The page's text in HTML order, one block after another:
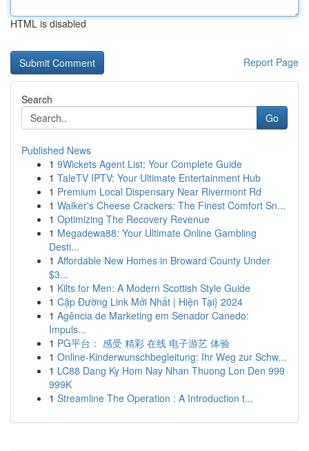
HTML is disabled
Report Page
Search
Go
Published News
1 9Wickets Agent List: Your Complete Guide
1 TaleTV IPTV: Your Ultimate Entertainment Hub
1 Premium Local Dispensary Near Rivermont Rd
1 Walker's Cheese Crackers: The Finest Comfort Sn...
1 Optimizing The Recovery Revenue
1 Megadewa88: Your Ultimate Online Gambling
Desti...
1 Affordable New Homes in Broward County Under
$3...
1 Kilts for Men: A Modern Scottish Style Guide
1 Cập Đường Link Mới Nhất | Hiện Tại} 2024
1 Agência de Marketing em Senador Canedo:
Impuls...
1 PG平台： 感受 精彩 在线 电子游艺 体验
1 Online-Kinderwunschbegleitung: Ihr Weg zur Schw...
1 LC88 Dang Ky Hom Nay Nhan Thuong Lon Den 999
999K
1 Streamline The Operation : A Introduction t...